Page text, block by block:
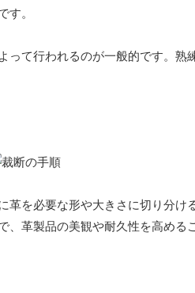
す。
って行われるのが一般的です。
革を必要な形や大きさに切り分
、革製品の美観や耐久性を高める